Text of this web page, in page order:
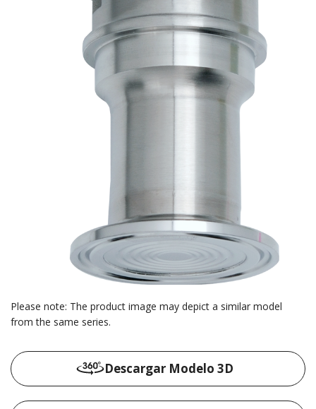
Please note: The product image may depict a similar model
from the same series.
Descargar Modelo 3D